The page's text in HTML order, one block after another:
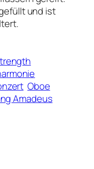
und ist
Oboe
Amadeus